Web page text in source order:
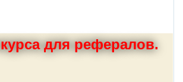
для рефералов.